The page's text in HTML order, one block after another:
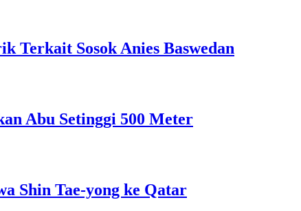
Terkait Sosok Anies Baswedan
Abu Setinggi 500 Meter
Shin Tae-yong ke Qatar